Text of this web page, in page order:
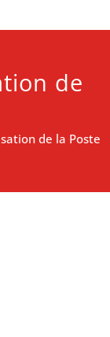
de
de la Poste